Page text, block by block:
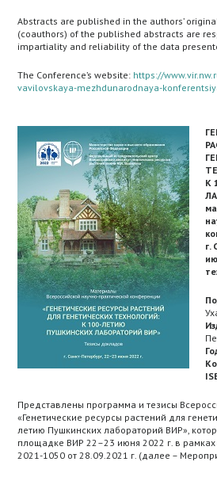
Abstracts are published in the authors’
(coauthors) of the published abstracts are
impartiality and reliability of the data
The Conference’s website: https://
vavilovskaya-mezhdunarodnaya-
К
г.
Представлены программа и тезисы
«Генетические ресурсы растений для
летию Пушкинских лабораторий ВИР»,
площадке ВИР 22–23 июня 2022 г. в
2021-1050 от 28.09.2021 г. (далее –